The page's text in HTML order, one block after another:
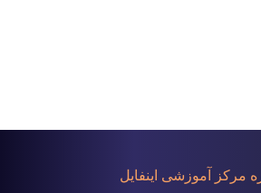
مرکز آموزشی اینفایل